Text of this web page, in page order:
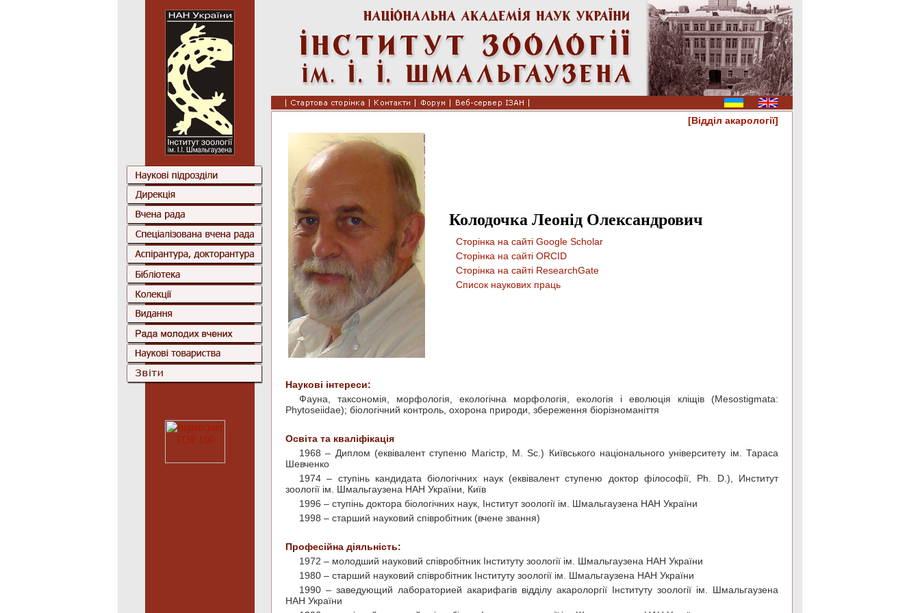
[Відділ акарології]
Колодочка Леонід Олександрович
Сторінка на сайті Google Scholar
Сторінка на сайті ORCID
Сторінка на сайті ResearchGate
Список наукових праць
Наукові інтереси:
Фауна, таксономія, морфологія, екологічна морфологія, екологія і еволюція кліщів (Mesostigmata:
Phytoseiidae); біологічний контроль, охорона природи, збереження біорізноманіття
Освіта та кваліфікація
1968 – Диплом (еквівалент ступеню Магістр, M. Sc.) Київського національного університету ім. Тараса
Шевченко
1974 – ступінь кандидата біологічних наук (еквівалент ступеню доктор філософії, Ph. D.), Институт
зоології ім. Шмальгаузена НАН України, Київ
1996 – ступінь доктора біологічних наук, Інститут зоології ім. Шмальгаузена НАН України
1998 – старший науковий співробітник (вчене звання)
Професійна діяльність:
1972 – молодший науковий співробітник Інституту зоології ім. Шмальгаузена НАН України
1980 – старший науковий співробітник Інституту зоології ім. Шмальгаузена НАН України
1990 – заведующий лабораторией акарифагів відділу акаролоргії Інституту зоології ім. Шмальгаузена
НАН України